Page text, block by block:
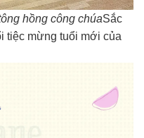
hồng công chúaSắc
tiệc mừng tuổi mới của